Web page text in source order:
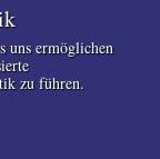
uns ermöglichen
zu führen.